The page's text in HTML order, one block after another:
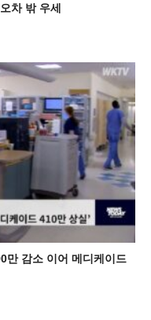
차 밖 우세
만 감소 이어 메디케이드